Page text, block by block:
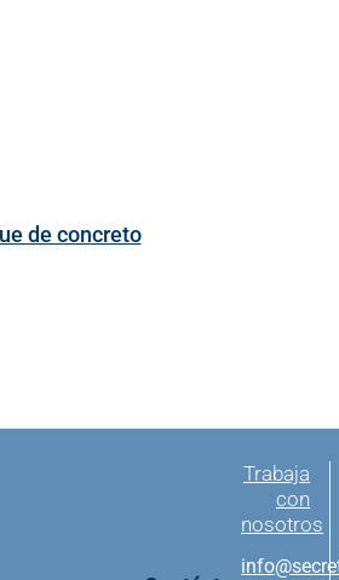
de concreto
Trabaja
con
nosotros